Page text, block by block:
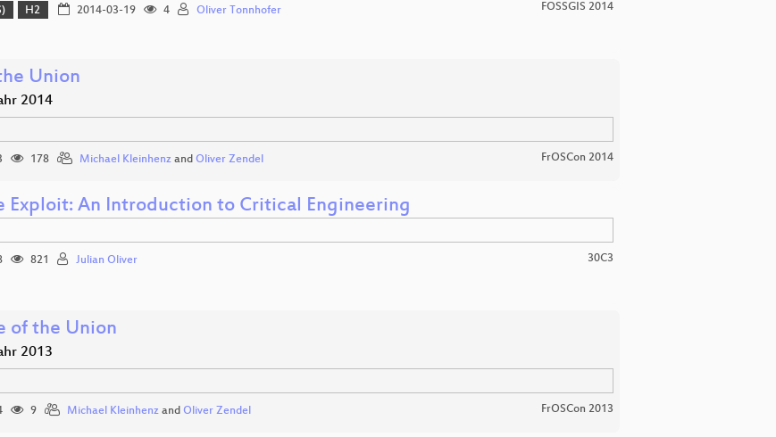
H2 2014-03-19 4 Oliver Tonnhofer FOSSGIS 2014
Union
2014
178 Michael Kleinhenz and Oliver Zendel FrOSCon 2014
Exploit: An Introduction to Critical Engineering
821 Julian Oliver 30C3
of the Union
2013
9 Michael Kleinhenz and Oliver Zendel FrOSCon 2013